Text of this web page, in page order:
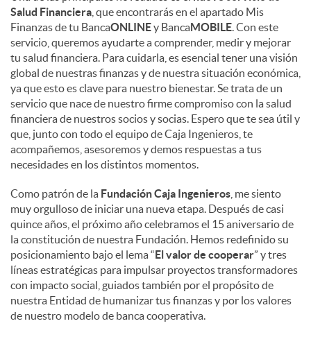
Salud Financiera , que encontrarás en el apartado Mis
Finanzas de tu BancaONLINEy BancaMOBILE. Con este
servicio, queremos ayudarte a comprender, medir y mejorar
tu salud financiera. Para cuidarla, es esencial tener una visión
global de nuestras finanzas y de nuestra situación económica,
ya que esto es clave para nuestro bienestar. Se trata de un
servicio que nace de nuestro firme compromiso con la salud
financiera de nuestros socios y socias. Espero que te sea útil y
que, junto con todo el equipo de Caja Ingenieros, te
acompañemos, asesoremos y demos respuestas a tus
necesidades en los distintos momentos.
Como patrón de la Fundación Caja Ingenieros , me siento
muy orgulloso de iniciar una nueva etapa. Después de casi
quince años, el próximo año celebramos el 15 aniversario de
la constitución de nuestra Fundación. Hemos redefinido su
posicionamiento bajo el lema “ El valor de cooperar” y tres
líneas estratégicas para impulsar proyectos transformadores
con impacto social, guiados también por el propósito de
nuestra Entidad de humanizar tus finanzas y por los valores
de nuestro modelo de banca cooperativa.